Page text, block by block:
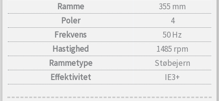
Ramme
355 mm
Poler
4
Frekvens
50 Hz
Hastighed
1485 rpm
Rammetype
Støbejern
Effektivitet
IE3+